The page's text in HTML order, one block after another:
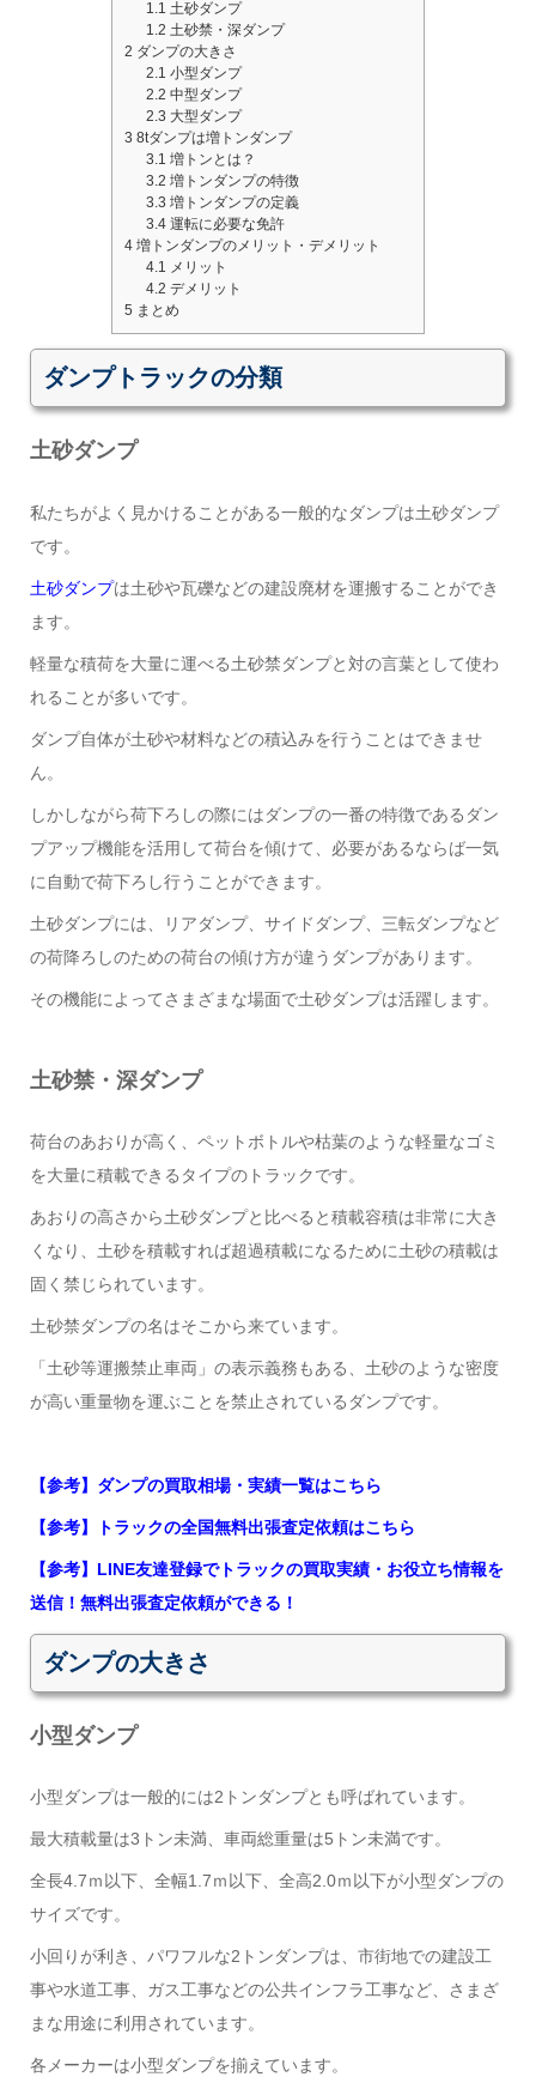
1.1 土砂ダンプ
1.2 土砂禁・深ダンプ
2 ダンプの大きさ
2.1 小型ダンプ
2.2 中型ダンプ
2.3 大型ダンプ
3 8tダンプは増トンダンプ
3.1 増トンとは？
3.2 増トンダンプの特徴
3.3 増トンダンプの定義
3.4 運転に必要な免許
4 増トンダンプのメリット・デメリット
4.1 メリット
4.2 デメリット
5 まとめ
ダンプトラックの分類
土砂ダンプ
私たちがよく見かけることがある一般的なダンプは土砂ダンプ
です。
土砂ダンプは土砂や瓦礫などの建設廃材を運搬することができ
ます。
軽量な積荷を大量に運べる土砂禁ダンプと対の言葉として使わ
れることが多いです。
ダンプ自体が土砂や材料などの積込みを行うことはできませ
ん。
しかしながら荷下ろしの際にはダンプの一番の特徴であるダン
プアップ機能を活用して荷台を傾けて、必要があるならば一気
に自動で荷下ろし行うことができます。
土砂ダンプには、リアダンプ、サイドダンプ、三転ダンプなど
の荷降ろしのための荷台の傾け方が違うダンプがあります。
その機能によってさまざまな場面で土砂ダンプは活躍します。
土砂禁・深ダンプ
荷台のあおりが高く、ペットボトルや枯葉のような軽量なゴミ
を大量に積載できるタイプのトラックです。
あおりの高さから土砂ダンプと比べると積載容積は非常に大き
くなり、土砂を積載すれば超過積載になるために土砂の積載は
固く禁じられています。
土砂禁ダンプの名はそこから来ています。
「土砂等運搬禁止車両」の表示義務もある、土砂のような密度
が高い重量物を運ぶことを禁止されているダンプです。
【参考】ダンプの買取相場・実績一覧はこちら
【参考】トラックの全国無料出張査定依頼はこちら
【参考】LINE友達登録でトラックの買取実績・お役立ち情報を
送信！無料出張査定依頼ができる！
ダンプの大きさ
小型ダンプ
小型ダンプは一般的には2トンダンプとも呼ばれています。
最大積載量は3トン未満、車両総重量は5トン未満です。
全長4.7ｍ以下、全幅1.7ｍ以下、全高2.0ｍ以下が小型ダンプの
サイズです。
小回りが利き、パワフルな2トンダンプは、市街地での建設工
事や水道工事、ガス工事などの公共インフラ工事など、さまざ
まな用途に利用されています。
各メーカーは小型ダンプを揃えています。